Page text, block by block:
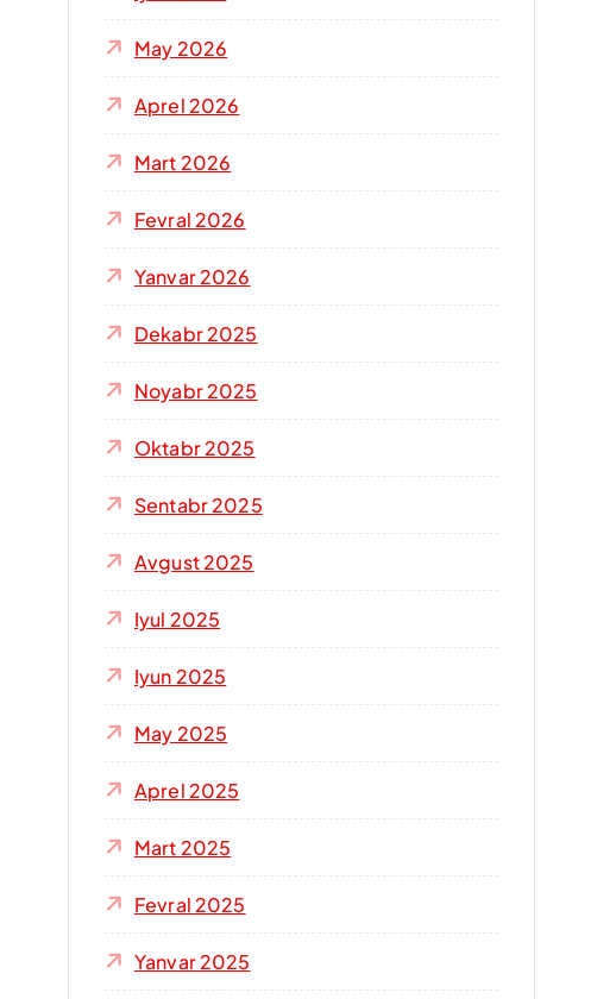
h
May 2026
Aprel 2026
Mart 2026
Fevral 2026
Yanvar 2026
Dekabr 2025
Noyabr 2025
Oktabr 2025
Sentabr 2025
Avgust 2025
Iyul 2025
Iyun 2025
May 2025
Aprel 2025
Mart 2025
Fevral 2025
Yanvar 2025